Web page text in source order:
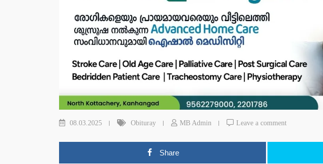
08.03.2025 Obituray MB Admin Leave a comment
Share